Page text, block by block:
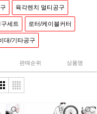
육각렌치 멀티공구
세트 로터/케이블커터
대/기타공구
판매순위 상품명